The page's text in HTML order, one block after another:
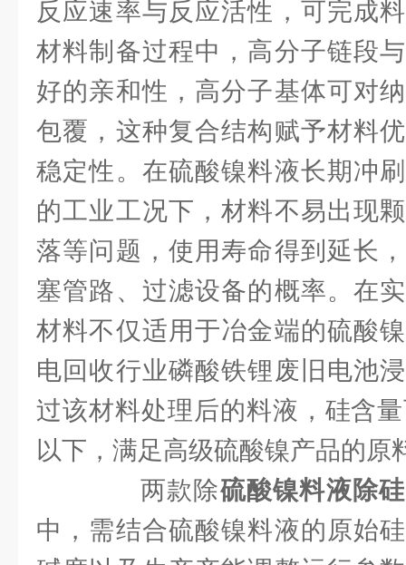
反应速率与反应活性，可完成
材料制备过程中，高分子链段
好的亲和性，高分子基体可对
包覆，这种复合结构赋予材料
稳定性。在硫酸镍料液长期冲
的工业工况下，材料不易出现
落等问题，使用寿命得到延长
塞管路、过滤设备的概率。在
材料不仅适用于冶金端的硫酸
电回收行业磷酸铁锂废旧电池
过该材料处理后的料液，硅含
以下，满足高级硫酸镍产品的原
两款除硫酸镍料液除硅
中，需结合硫酸镍料液的原始